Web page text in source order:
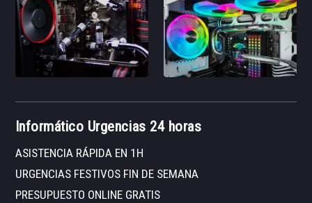
Informático Urgencias 24 horas
ASISTENCIA RÁPIDA EN 1H
URGENCIAS FESTIVOS FIN DE SEMANA
PRESUPUESTO ONLINE GRATIS